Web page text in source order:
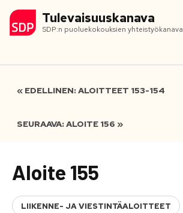
Tulevaisuuskanava
SDP:n puoluekokouksien yhteistyökanava
« EDELLINEN: ALOITTEET 153-154
SEURAAVA: ALOITE 156 »
Aloite 155
LIIKENNE- JA VIESTINTÄALOITTEET